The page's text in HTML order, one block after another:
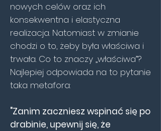
nowych celów oraz ich
konsekwentna i elastyczna
realizacja. Natomiast w zmianie
chodzi o to, żeby była właściwa i
trwała. Co to znaczy „właściwa”?
Najlepiej odpowiada na to pytanie
taka metafora:
"Zanim zaczniesz wspinać się po
drabinie, upewnij się, że